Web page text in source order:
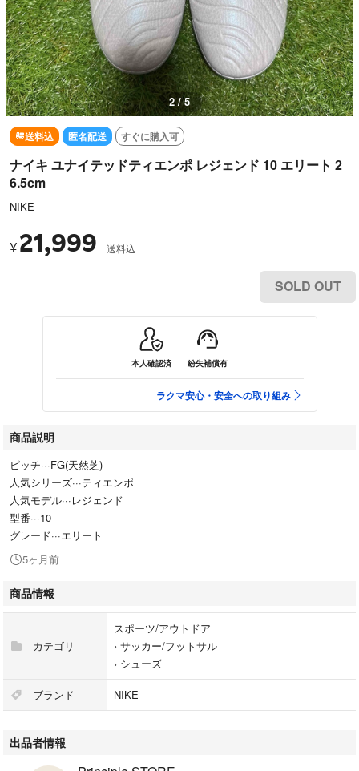
3 / 5
送料込 匿名配送 すぐに購入可
ナイキ ユナイテッドティエンポ レジェンド 10 エリート 2
6.5cm
NIKE
¥ 21,999 送料込
SOLD OUT
本人確認済 紛失補償有
ラクマ安心・安全への取り組み
商品説明
ピッチ···FG(天然芝)
人気シリーズ···ティエンポ
人気モデル···レジェンド
型番···10
グレード···エリート
5ヶ月前
商品情報
カテゴリ
スポーツ/アウトドア
› サッカー/フットサル
› シューズ
ブランド NIKE
出品者情報